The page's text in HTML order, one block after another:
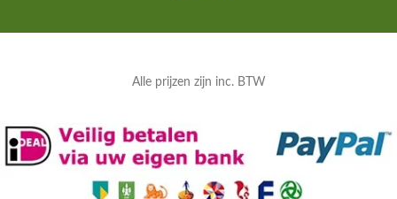
Alle prijzen zijn inc. BTW